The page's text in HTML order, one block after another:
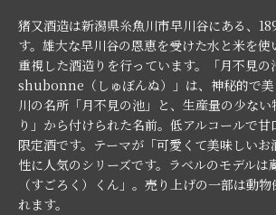
猪又酒造は新潟県糸魚川市早川谷にある、
す。雄大な早川谷の恩恵を受けた水と米を
重視した酒造りを行っています。「月不見の
shubonne（しゅぼんぬ）」は、神秘的で美
川の名所「月不見の池」と、生産量の少な
り」から付けられた名前。低アルコールで
限定酒です。テーマが「可愛くて美味しい
性に人気のシリーズです。ラベルのモデルは
（すごろく）くん」。売り上げの一部は動
れます。